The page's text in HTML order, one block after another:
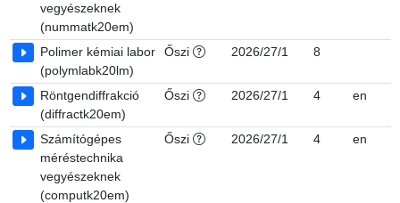
vegyészeknek
(nummatk20em)
Polimer kémiai labor
(polymlabk20lm)
Őszi 2026/27/1 8
Röntgendiffrakció
(diffractk20em)
Őszi 2026/27/1 4 en
Számítógépes
méréstechnika
vegyészeknek
(computk20em)
Őszi 2026/27/1 4 en